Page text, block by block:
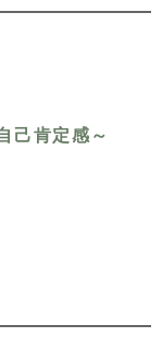
己肯定感～